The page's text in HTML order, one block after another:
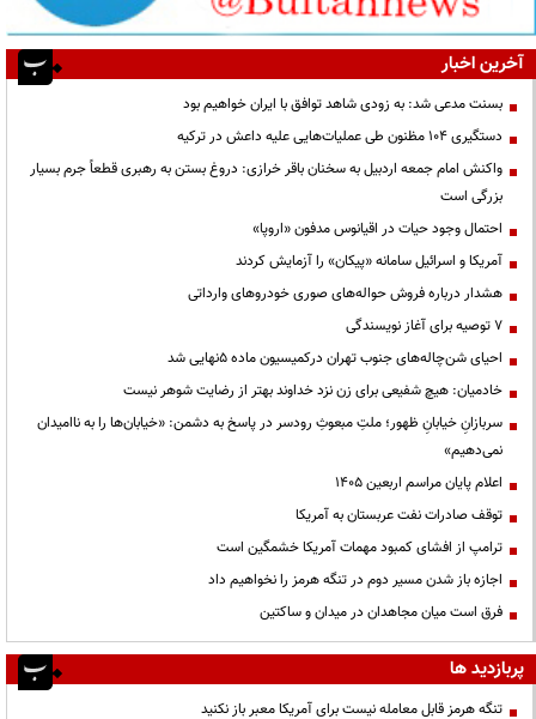
آخرین اخبار
بسنت مدعی شد: به زودی شاهد توافق با ایران خواهیم بود
دستگیری ۱۰۴ مظنون طی عملیات‌هایی علیه داعش در ترکیه
واکنش امام جمعه اردبیل به سخنان باقر خرازی: دروغ بستن به رهبری قطعاً جرم بسیار
بزرگی است
احتمال وجود حیات در اقیانوس مدفون «اروپا»
آمریکا و اسرائیل سامانه «پیکان» را آزمایش کردند
هشدار درباره فروش حواله‌های صوری خودروهای وارداتی
۷ توصیه برای آغاز نویسندگی
احیای شن‌چاله‌های جنوب تهران درکمیسیون ماده ۵نهایی شد
خادمیان: هیچ شفیعی برای زن نزد خداوند بهتر از رضایت شوهر نیست
سربازانِ خیابانِ ظهور؛ ملتِ مبعوثِ رودسر در پاسخ به دشمن: «خیابان‌ها را به ناامیدان
نمی‌دهیم»
اعلام پایان مراسم اربعین ۱۴۰۵
توقف صادرات نفت عربستان به آمریکا
ترامپ از افشای کمبود مهمات آمریکا خشمگین است
اجازه باز شدن مسیر دوم در تنگه هرمز را نخواهیم داد
فرق است میان مجاهدان در میدان و ساکتین
پربازدید ها
تنگه هرمز قابل معامله نیست برای آمریکا معبر باز نکنید